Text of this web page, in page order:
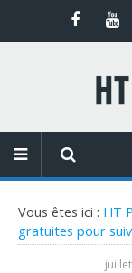
Vous êtes ici : HT
gratuites pour